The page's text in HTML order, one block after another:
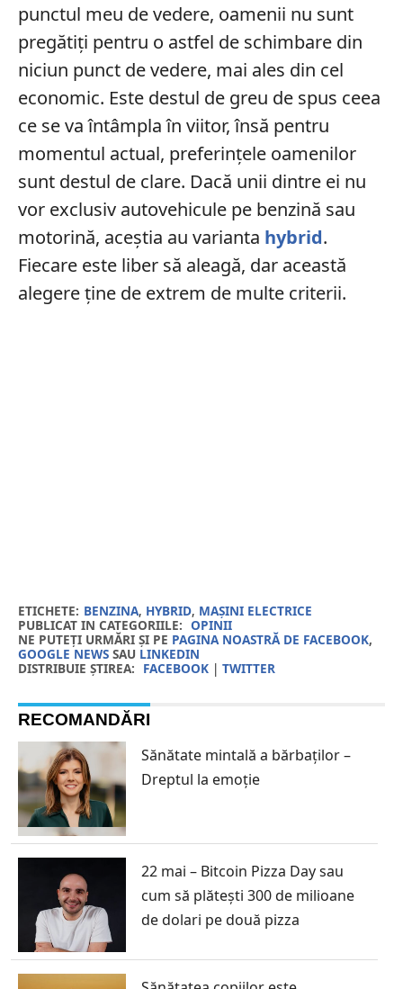
punctul meu de vedere, oamenii nu sunt
pregătiți pentru o astfel de schimbare din
niciun punct de vedere, mai ales din cel
economic. Este destul de greu de spus ceea
ce se va întâmpla în viitor, însă pentru
momentul actual, preferințele oamenilor
sunt destul de clare. Dacă unii dintre ei nu
vor exclusiv autovehicule pe benzină sau
motorină, aceștia au varianta hybrid.
Fiecare este liber să aleagă, dar această
alegere ține de extrem de multe criterii.
ETICHETE: BENZINA, HYBRID, MAȘINI ELECTRICE
PUBLICAT IN CATEGORIILE: OPINII
NE PUTEȚI URMĂRI ȘI PE PAGINA NOASTRĂ DE FACEBOOK,
GOOGLE NEWSSAU LINKEDIN
DISTRIBUIE ȘTIREA: FACEBOOK| TWITTER
RECOMANDĂRI
Sănătate mintală a bărbaților –
Dreptul la emoție
22 mai – Bitcoin Pizza Day sau
cum să plătești 300 de milioane
de dolari pe două pizza